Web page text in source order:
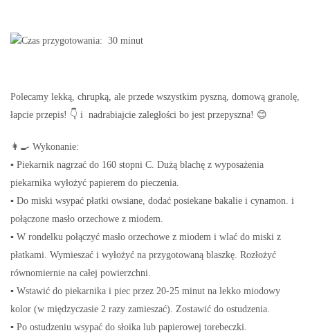
Czas przygotowania: 30 minut
Polecamy lekką, chrupką, ale przede wszystkim pyszną, domową granolę,
łapcie przepis! 👇 i nadrabiajcie zaległości bo jest przepyszna! 😊
👩‍🍳 Wykonanie:
▪ Piekarnik nagrzać do 160 stopni C. Dużą blachę z wyposażenia
piekarnika wyłożyć papierem do pieczenia.
▪ Do miski wsypać płatki owsiane, dodać posiekane bakalie i cynamon. i
połączone masło orzechowe z miodem.
▪ W rondelku połączyć masło orzechowe z miodem i wlać do miski z
płatkami. Wymieszać i wyłożyć na przygotowaną blaszkę. Rozłożyć
równomiernie na całej powierzchni.
▪ Wstawić do piekarnika i piec przez 20-25 minut na lekko miodowy
kolor (w międzyczasie 2 razy zamieszać). Zostawić do ostudzenia.
▪ Po ostudzeniu wsypać do słoika lub papierowej torebeczki.